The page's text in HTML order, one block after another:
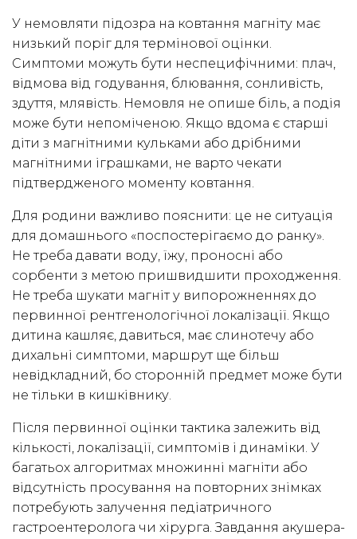
У немовляти підозра на ковтання магніту має
низький поріг для термінової оцінки.
Симптоми можуть бути неспецифічними: плач,
відмова від годування, блювання, сонливість,
здуття, млявість. Немовля не опише біль, а подія
може бути непоміченою. Якщо вдома є старші
діти з магнітними кульками або дрібними
магнітними іграшками, не варто чекати
підтвердженого моменту ковтання.
Для родини важливо пояснити: це не ситуація
для домашнього «поспостерігаємо до ранку».
Не треба давати воду, їжу, проносні або
сорбенти з метою пришвидшити проходження.
Не треба шукати магніт у випорожненнях до
первинної рентгенологічної локалізації. Якщо
дитина кашляє, давиться, має слинотечу або
дихальні симптоми, маршрут ще більш
невідкладний, бо сторонній предмет може бути
не тільки в кишківнику.
Після первинної оцінки тактика залежить від
кількості, локалізації, симптомів і динаміки. У
багатьох алгоритмах множинні магніти або
відсутність просування на повторних знімках
потребують залучення педіатричного
гастроентеролога чи хірурга. Завдання акушера-